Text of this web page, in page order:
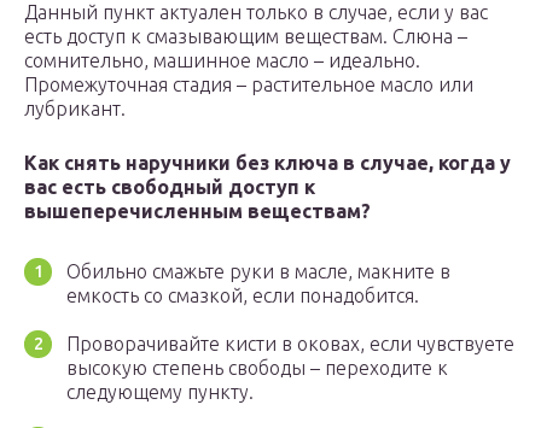
Данный пункт актуален только в случае, если у вас
есть доступ к смазывающим веществам. Слюна –
сомнительно, машинное масло – идеально.
Промежуточная стадия – растительное масло или
лубрикант.
Как снять наручники без ключа в случае, когда у
вас есть свободный доступ к
вышеперечисленным веществам?
Обильно смажьте руки в масле, макните в
емкость со смазкой, если понадобится.
Проворачивайте кисти в оковах, если чувствуете
высокую степень свободы – переходите к
следующему пункту.